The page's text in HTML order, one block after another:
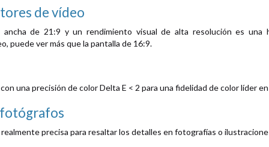
de vídeo
ancha de 21:9 y un rendimiento visual de alta resolución es una
puede ver más que la pantalla de 16:9.
una precisión de color Delta E < 2 para una fidelidad de color líder
precisa para resaltar los detalles en fotografías o